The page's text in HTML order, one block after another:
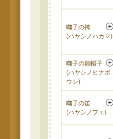
囃子の袴
(ハヤシノハカマ)
囃子の雛帽子
(ハヤシノヒナボ
ウシ)
囃子の笛
(ハヤシノフエ)